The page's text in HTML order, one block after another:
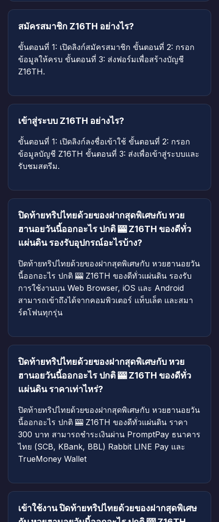
สมัครสมาชิก Z16TH อย่างไร?
ขั้นตอนที่ 1: เปิดลิงก์สมัครสมาชิก ขั้นตอนที่ 2: กรอก
ข้อมูลให้ครบ ขั้นตอนที่ 3: ส่งฟอร์มเพื่อสร้างบัญชี
Z16TH.
เข้าสู่ระบบ Z16TH อย่างไร?
ขั้นตอนที่ 1: เปิดลิงก์ลงชื่อเข้าใช้ ขั้นตอนที่ 2: กรอก
ข้อมูลบัญชี Z16TH ขั้นตอนที่ 3: ส่งเพื่อเข้าสู่ระบบและ
รับชมสตรีม.
ปิดท้ายทริปไทยด้วยของฝากสุดพิเศษกับ หวย
ฮานอยวันนี้ออกอะไร ปกติ 🎰 Z16TH ของดีทั่ว
แผ่นดิน รองรับอุปกรณ์อะไรบ้าง?
ปิดท้ายทริปไทยด้วยของฝากสุดพิเศษกับ หวยฮานอยวัน
นี้ออกอะไร ปกติ 🎰 Z16TH ของดีทั่วแผ่นดิน รองรับ
การใช้งานบน Web Browser, iOS และ Android
สามารถเข้าถึงได้จากคอมพิวเตอร์ แท็บเล็ต และสมา
ร์ตโฟนทุกรุ่น
ปิดท้ายทริปไทยด้วยของฝากสุดพิเศษกับ หวย
ฮานอยวันนี้ออกอะไร ปกติ 🎰 Z16TH ของดีทั่ว
แผ่นดิน ราคาเท่าไหร่?
ปิดท้ายทริปไทยด้วยของฝากสุดพิเศษกับ หวยฮานอยวัน
นี้ออกอะไร ปกติ 🎰 Z16TH ของดีทั่วแผ่นดิน ราคา
300 บาท สามารถชำระเงินผ่าน PromptPay ธนาคาร
ไทย (SCB, KBank, BBL) Rabbit LINE Pay และ
TrueMoney Wallet
เข้าใช้งาน ปิดท้ายทริปไทยด้วยของฝากสุดพิเศษ